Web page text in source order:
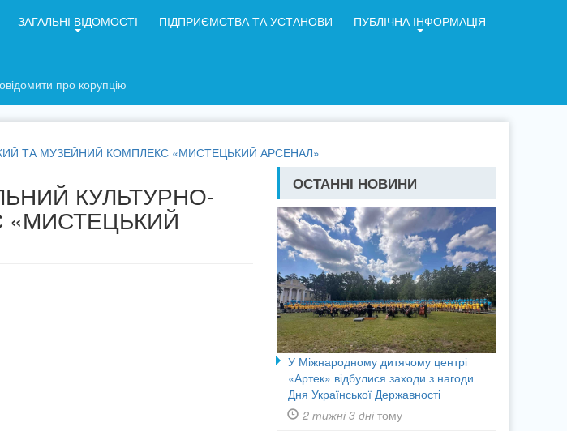
про корупцію
ЗАГАЛЬНІ ВІДОМОСТІ ПІДПРИЄМСТВА ТА УСТАНОВИ ПУБЛІЧНА ІНФОРМАЦІЯ
ТА МУЗЕЙНИЙ КОМПЛЕКС «МИСТЕЦЬКИЙ АРСЕНАЛ»
КУЛЬТУРНО- ОСТАННІ НОВИНИ
У Міжнародному дитячому центрі
«Артек» відбулися заходи з нагоди
Дня Української Державності
2 тижні 3 днітому